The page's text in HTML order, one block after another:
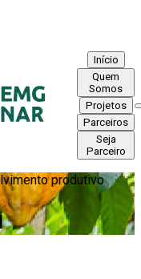
Início
Quem
Somos
Projetos
Parceiros
Seja
Parceiro
produtivo